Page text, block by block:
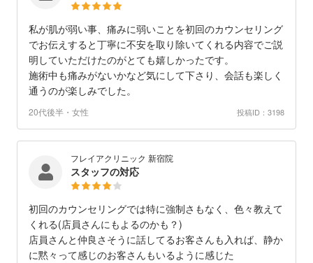
私が肌が弱い事、痛みに弱いことを初回のカウンセリング
でお伝えすると丁寧に不安を取り除いてくれる内容でご説
明していただけたのがとても嬉しかったです。
施術中も痛みがないかなど気にして下さり、会話も楽しく
通うのが楽しみでした。
20代後半・女性 投稿ID：3198
フレイアクリニック 新宿院
スタッフの対応
初回のカウンセリングでは特に強制さもなく、色々教えて
くれる(店員さんにもよるのかも？)
店員さんと仲良さそうに話してるお客さんも入れば、静か
に黙々って感じのお客さんもいるように感じた